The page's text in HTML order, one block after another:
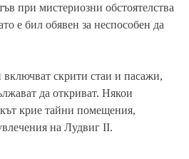
при мистериозни обстоятелства
е бил обявен за неспособен да
включват скрити стаи и пасажи,
да откриват. Някои
крие тайни помещения,
на Лудвиг II.